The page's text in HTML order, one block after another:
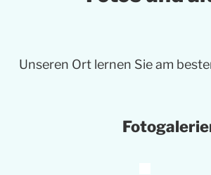
Unseren Ort lernen Sie am